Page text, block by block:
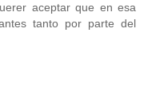
aceptar que en esa
tanto por parte del